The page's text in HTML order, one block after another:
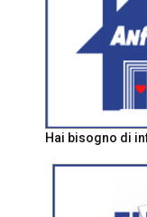
Hai bisogno di